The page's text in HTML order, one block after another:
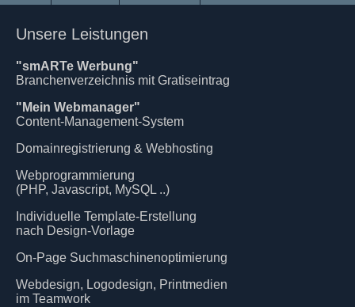
Unsere Leistungen
"smARTe Werbung"
Branchenverzeichnis mit Gratiseintrag
"Mein Webmanager"
Content-Management-System
Domainregistrierung & Webhosting
Webprogrammierung
(PHP, Javascript, MySQL ..)
Individuelle Template-Erstellung
nach Design-Vorlage
On-Page Suchmaschinenoptimierung
Webdesign, Logodesign, Printmedien
im Teamwork